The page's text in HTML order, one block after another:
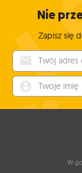
Nie
Zapisz się
W